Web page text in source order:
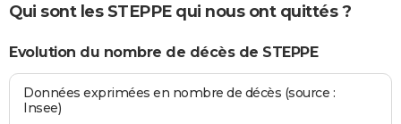
Qui sont les STEPPE qui nous ont quittés ?
Evolution du nombre de décès de STEPPE
Données exprimées en nombre de décès (source :
Insee)